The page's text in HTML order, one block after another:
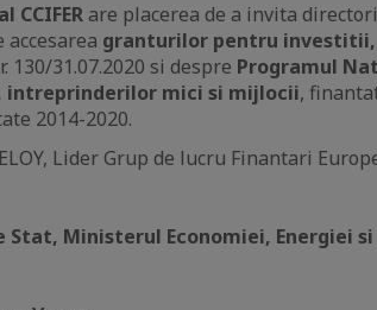
CCIFER are placerea de a invita
granturilor pentru investitii,
31.07.2020 si despre Programul
mici si mijlocii,
2014-2020.
Lider Grup de lucru Finantari
Stat, Ministerul Economiei, Energiei